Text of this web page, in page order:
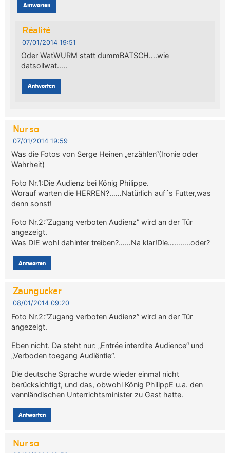
Antworten
Réalité
07/01/2014 19:51
Oder WatWURM statt dummBATSCH….wie
datsollwat…..
Antworten
Nur so
07/01/2014 19:59
Was die Fotos von Serge Heinen „erzählen“(Ironie oder
Wahrheit)
Foto Nr.1:Die Audienz bei König Philippe.
Worauf warten die HERREN?……Natürlich auf´s Futter,was
denn sonst!
Foto Nr.2:“Zugang verboten Audienz” wird an der Tür
angezeigt.
Was DIE wohl dahinter treiben?……Na klar!Die………..oder?
Antworten
Zaungucker
08/01/2014 09:20
Foto Nr.2:“Zugang verboten Audienz” wird an der Tür
angezeigt.
Eben nicht. Da steht nur: „Entrée interdite Audience“ und
„Verboden toegang Audiëntie“.
Die deutsche Sprache wurde wieder einmal nicht
berücksichtigt, und das, obwohl König PhilippE u.a. den
vennländischen Unterrichtsminister zu Gast hatte.
Antworten
Nur so